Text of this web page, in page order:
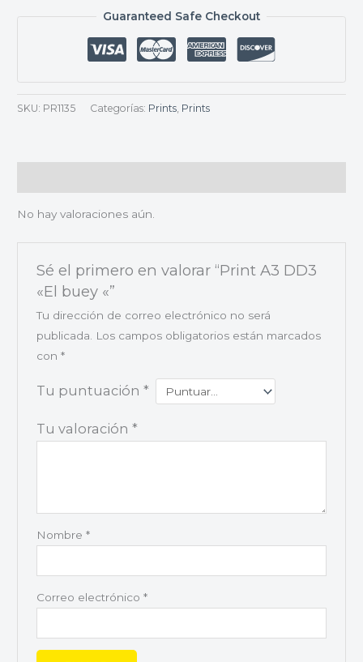
Guaranteed Safe Checkout
SKU: PR1135 Categorías: Prints, Prints
No hay valoraciones aún.
Sé el primero en valorar “Print A3 DD3
«El buey «”
Tu dirección de correo electrónico no será
publicada.
Los campos obligatorios están marcados
con *
Tu puntuación *
Tu valoración *
Nombre *
Correo electrónico *